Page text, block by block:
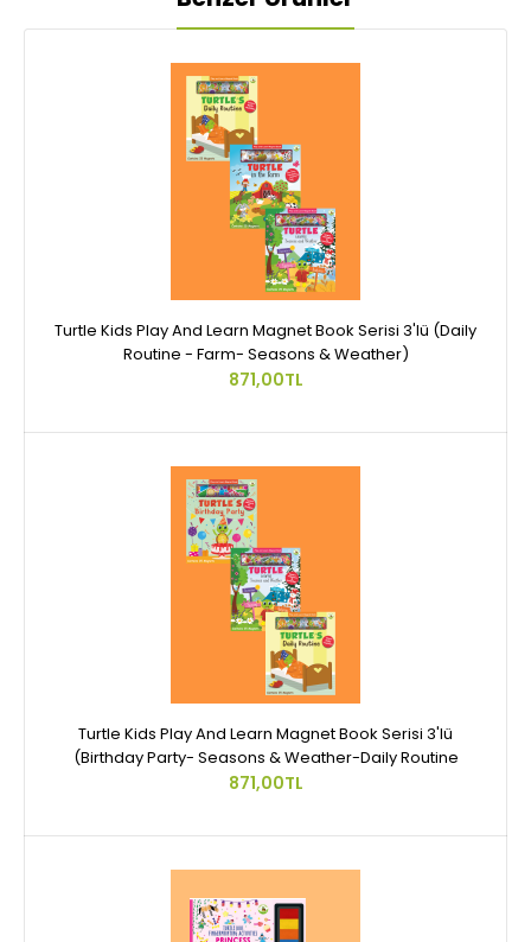
Turtle Kids Play And Learn Magnet Book Serisi 3'lü (Daily
Routine - Farm- Seasons & Weather)
871,00TL
Turtle Kids Play And Learn Magnet Book Serisi 3'lü
(Birthday Party- Seasons & Weather-Daily Routine
871,00TL